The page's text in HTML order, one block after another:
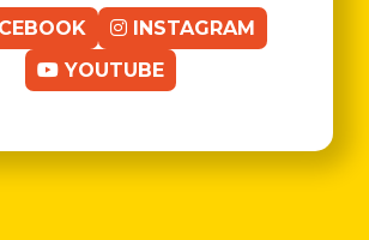
INSTAGRAM
YOUTUBE